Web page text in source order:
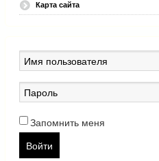
Карта сайта
Запомнить меня
Войти